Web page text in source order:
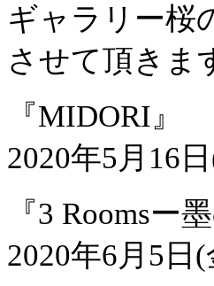
ギャラリー桜
させて頂きま
『MIDORI』
2020年5月16
『3 Roomsー
2020年6月5日